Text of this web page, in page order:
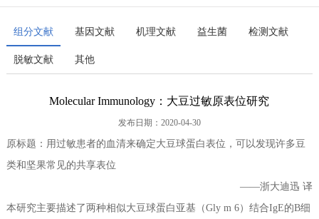
组分文献 基因文献 机理文献 益生菌 检测文献
脱敏文献 其他
Molecular Immunology：大豆过敏原表位研究
发布日期：2020-04-30
原标题：用过敏患者的血清来确定大豆球蛋白表位，可以发现许多豆
类和坚果常见的共享表位
——浙大迪迅 译
本研究主要描述了两种相似大豆球蛋白亚基（Gly m 6）结合IgE的B细
食物特异性抗体IgG/lgG4检测系列
单组分过敏原检测系列
产品专属设备--高通量全自动免疫印迹仪及判读软件
科普知识
联系方式
联系我们